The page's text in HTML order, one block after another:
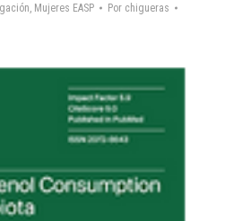
, Mujeres EASP Por chigueras